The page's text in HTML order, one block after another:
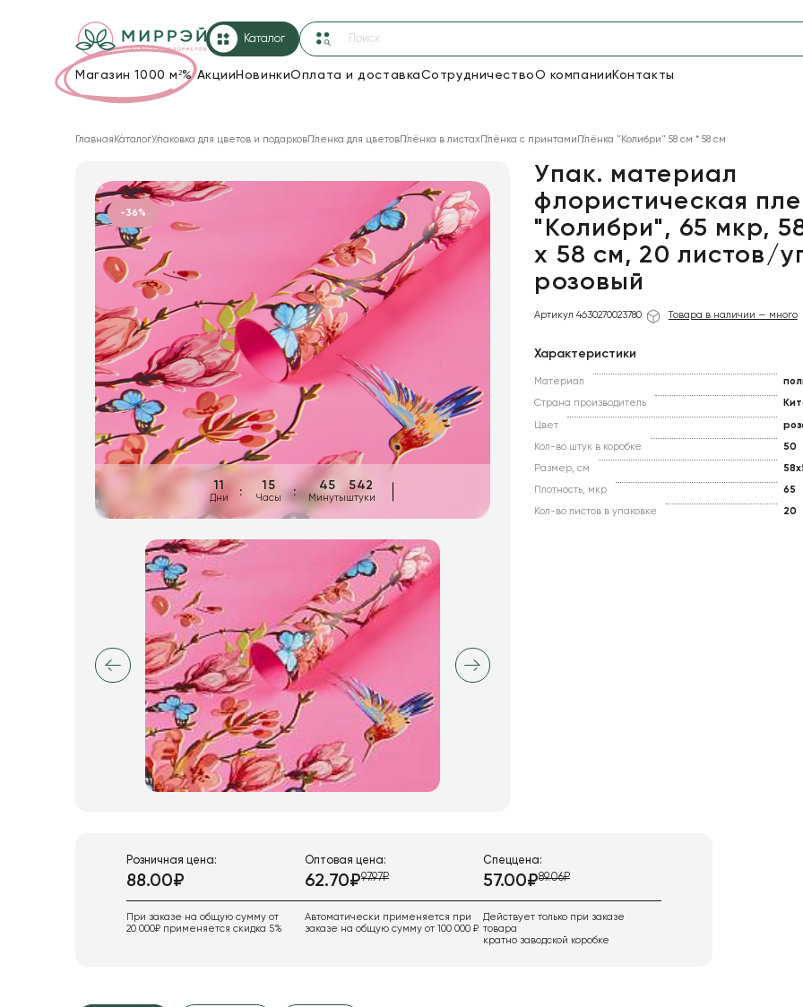
Каталог
Магазин 1000 м²%Акции НовинкиОплата и доставкаСотрудничествоО компании Контакты
прозрачная
18
Сетка 6
Корзины и плетеные изделия
Коробки для цветов
Декор для дома
Товары для флористов
Пакеты для цветов и подарков
Искусственные цветы и растения
Декоративные вазы, кашпо
Фоамиран
Свечи
Игрушки мягкие
Изделия из металла
Сухоцветы
Главная КаталогУпаковка для цветов и подарковПленка для цветовПлёнка в листахПлёнка с принтами Плёнка "Колибри" 58 см * 58 см
-36%
11
Дни
15
Часы
45
Минуты
542
штуки
Упак. материал
флористическая
"Колибри", 65 мкр,
х 58 cм, 20 листов/
розовый
Артикул 4630270023780 Товара в наличии — много
Характеристики
Материал
Страна производитель
Цвет
Кол-во штук в коробке 50
Размер, см
Плотность, мкр 65
Кол-во листов в упаковке 20
Розничная цена:
88.00₽
При заказе на общую сумму от
20 000₽ применяется скидка 5%
Оптовая цена:
62.70₽97.97₽
Автоматически применяется при
заказе на общую сумму от 100 000 ₽
Спеццена:
57.00₽89.06₽
Действует только при заказе
товара
кратно заводской коробке